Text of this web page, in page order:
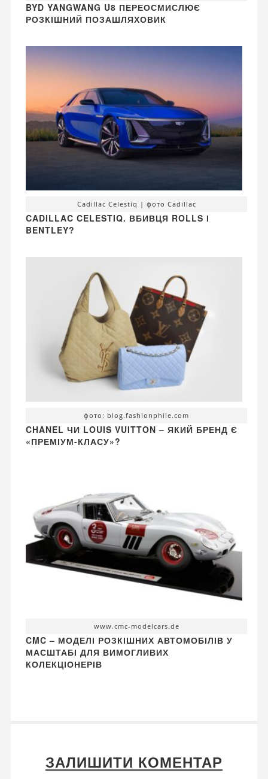
BYD YANGWANG U8 ПЕРЕОСМИСЛЮЄ
РОЗКІШНИЙ ПОЗАШЛЯХОВИК
Cadillac Celestiq | фото Cadillac
CADILLAC CELESTIQ. ВБИВЦЯ ROLLS І
BENTLEY?
фото: blog.fashionphile.com
CHANEL ЧИ LOUIS VUITTON – ЯКИЙ БРЕНД Є
«ПРЕМІУМ-КЛАСУ»?
www.cmc-modelcars.de
CMC – МОДЕЛІ РОЗКІШНИХ АВТОМОБІЛІВ У
МАСШТАБІ ДЛЯ ВИМОГЛИВИХ
КОЛЕКЦІОНЕРІВ
ЗАЛИШИТИ КОМЕНТАР